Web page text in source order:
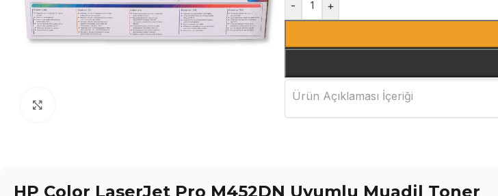
- +
Ürün Açıklaması İçeriği
HP Color LaserJet Pro M452DN Uyumlu Muadil Toner